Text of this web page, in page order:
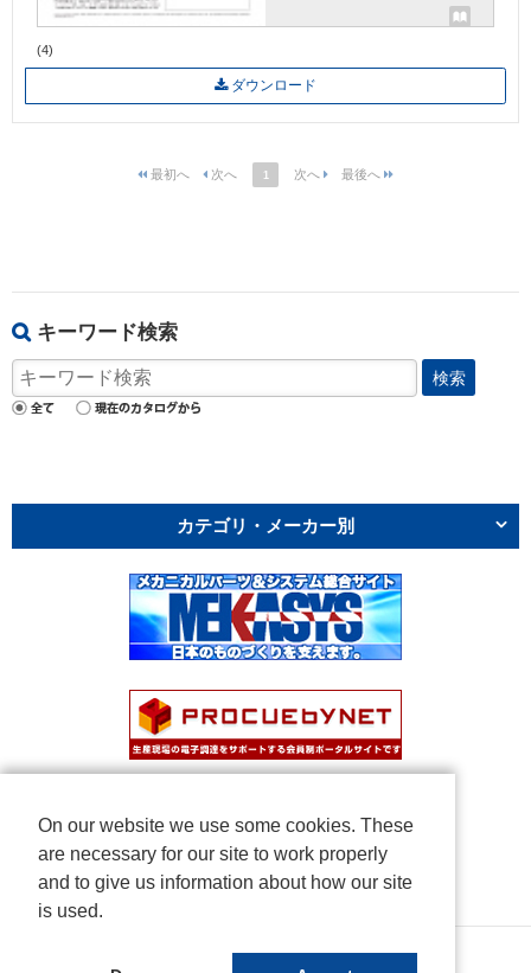
(4)
ダウンロード
1
キーワード検索
検索
カテゴリ・メーカー別
On our website we use some cookies. These
are necessary for our site to work properly
and to give us information about how our site
is used.